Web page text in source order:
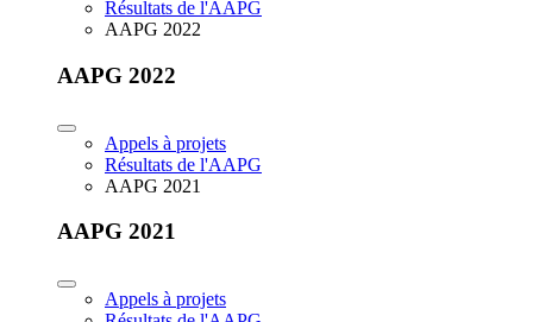
Résultats de l'AAPG
AAPG 2022
AAPG 2022
Appels à projets
Résultats de l'AAPG
AAPG 2021
AAPG 2021
Appels à projets